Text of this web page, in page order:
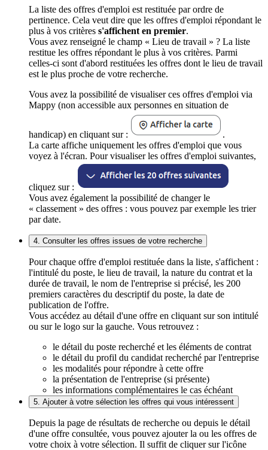
La liste des offres d'emploi est restituée par ordre de
pertinence. Cela veut dire que les offres d'emploi répondant le
plus à vos critères s'affichent en premier.
Vous avez renseigné le champ « Lieu de travail » ? La liste
restitue les offres répondant le plus à vos critères. Parmi
celles-ci sont d'abord restituées les offres dont le lieu de travail
est le plus proche de votre recherche.
Vous avez la possibilité de visualiser ces offres d'emploi via
Mappy (non accessible aux personnes en situation de
handicap) en cliquant sur :
.
La carte affiche uniquement les offres d'emploi que vous
voyez à l'écran. Pour visualiser les offres d'emploi suivantes,
cliquez sur :
Vous avez également la possibilité de changer le
« classement » des offres : vous pouvez par exemple les trier
par date.
4. Consulter les offres issues de votre recherche
Pour chaque offre d'emploi restituée dans la liste, s'affichent :
l'intitulé du poste, le lieu de travail, la nature du contrat et la
durée de travail, le nom de l'entreprise si précisé, les 200
premiers caractères du descriptif du poste, la date de
publication de l'offre.
Vous accédez au détail d'une offre en cliquant sur son intitulé
ou sur le logo sur la gauche. Vous retrouvez :
le détail du poste recherché et les éléments de contrat
le détail du profil du candidat recherché par l'entreprise
les modalités pour répondre à cette offre
la présentation de l'entreprise (si présente)
les informations complémentaires le cas échéant
5. Ajouter à votre sélection les offres qui vous intéressent
Depuis la page de résultats de recherche ou depuis le détail
d'une offre consultée, vous pouvez ajouter la ou les offres de
votre choix à votre sélection. Il suffit de cliquer sur l'icône